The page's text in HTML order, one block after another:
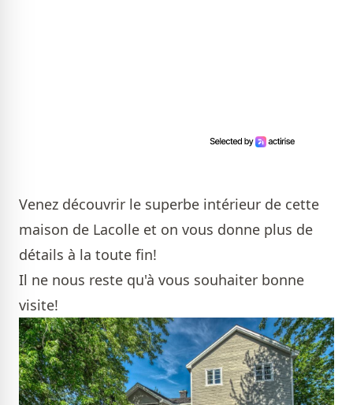
Venez découvrir le superbe intérieur de cette
maison de Lacolle et on vous donne plus de
détails à la toute fin!
Il ne nous reste qu'à vous souhaiter bonne
visite!